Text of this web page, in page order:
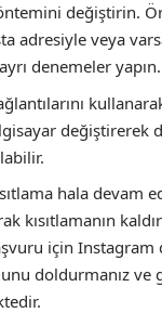
değiştirin.
adresiyle veya
denemeler yapın.
değiştirerek
hala devam
kısıtlamanın
için Instagram
doldurmanız ve